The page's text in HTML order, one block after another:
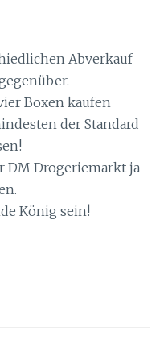
Abverkauf
Boxen kaufen
der Standard
DM Drogeriemarkt ja
König sein!